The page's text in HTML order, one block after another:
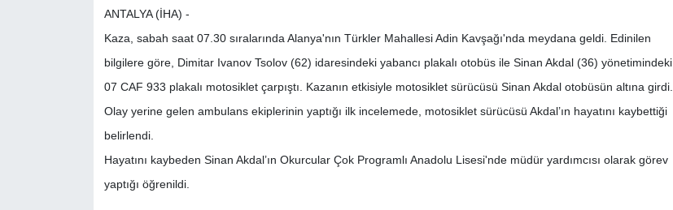
ANTALYA (İHA) -
Kaza, sabah saat 07.30 sıralarında Alanya'nın Türkler Mahallesi Adin Kavşağı'nda meydana geldi. Edinilen
bilgilere göre, Dimitar Ivanov Tsolov (62) idaresindeki yabancı plakalı otobüs ile Sinan Akdal (36) yönetimindeki
07 CAF 933 plakalı motosiklet çarpıştı. Kazanın etkisiyle motosiklet sürücüsü Sinan Akdal otobüsün altına girdi.
Olay yerine gelen ambulans ekiplerinin yaptığı ilk incelemede, motosiklet sürücüsü Akdal’ın hayatını kaybettiği
belirlendi.
Hayatını kaybeden Sinan Akdal’ın Okurcular Çok Programlı Anadolu Lisesi'nde müdür yardımcısı olarak görev
yaptığı öğrenildi.